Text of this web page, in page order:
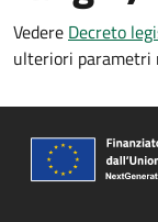
Vedere Decreto
ulteriori parametri